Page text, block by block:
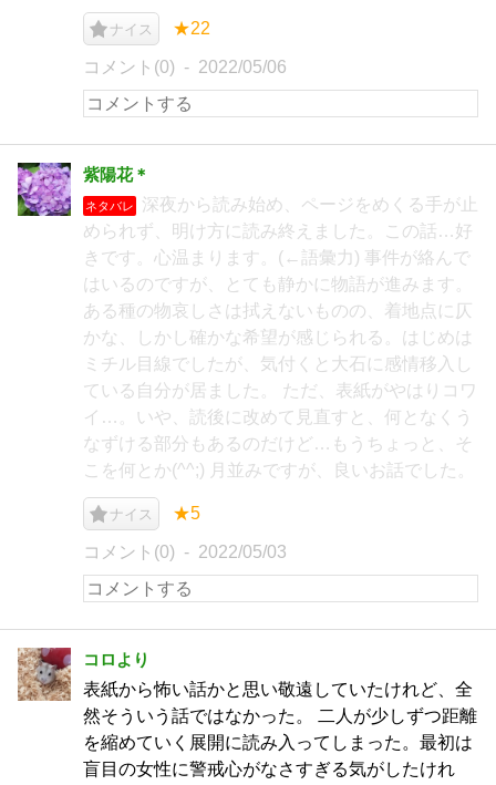
ナイス ★22
コメント(0) 2022/05/06
紫陽花＊
ネタバレ
深夜から読み始め、ページをめくる手が止
められず、明け方に読み終えました。この話…好
きです。心温まります。(←語彙力) 事件が絡んで
はいるのですが、とても静かに物語が進みます。
ある種の物哀しさは拭えないものの、着地点に仄
かな、しかし確かな希望が感じられる。はじめは
ミチル目線でしたが、気付くと大石に感情移入し
ている自分が居ました。 ただ、表紙がやはりコワ
イ…。いや、読後に改めて見直すと、何となくう
なずける部分もあるのだけど…もうちょっと、そ
こを何とか(^^;) 月並みですが、良いお話でした。
ナイス ★5
コメント(0) 2022/05/03
コロより
表紙から怖い話かと思い敬遠していたけれど、全
然そういう話ではなかった。 二人が少しずつ距離
を縮めていく展開に読み入ってしまった。最初は
盲目の女性に警戒心がなさすぎる気がしたけれ